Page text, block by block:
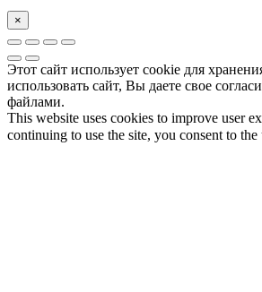
×
Этот сайт использует cookie для
использовать сайт, Вы даете свое
файлами.
This website uses cookies to improve user
continuing to use the site, you consent to the